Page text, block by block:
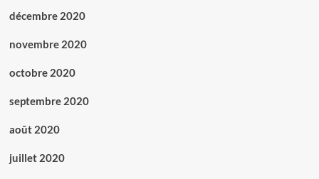
décembre 2020
novembre 2020
octobre 2020
septembre 2020
août 2020
juillet 2020